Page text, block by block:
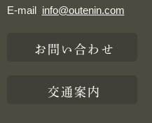
E-mail
info@outenin.com
お問い合わせ
交通案内